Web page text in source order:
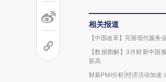
相关报道
【中国改革】完善现代服务
【数据图解】3月财新中国
新高
财新PMI分析|经济活动加速